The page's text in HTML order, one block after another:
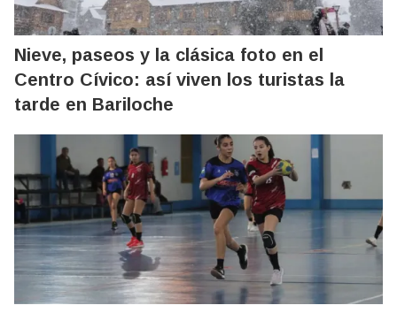
Nieve, paseos y la clásica foto en el
Centro Cívico: así viven los turistas la
tarde en Bariloche